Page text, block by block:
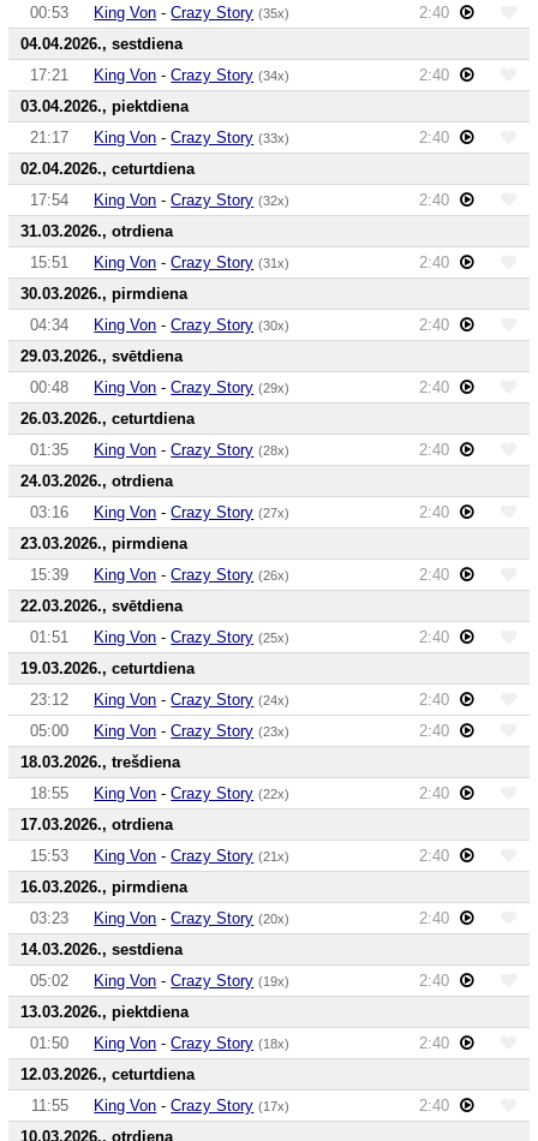
00:53
King Von -Crazy Story (35x)
2:40
04.04.2026., sestdiena
17:21
King Von -Crazy Story (34x)
2:40
03.04.2026., piektdiena
21:17
King Von -Crazy Story (33x)
2:40
02.04.2026., ceturtdiena
17:54
King Von -Crazy Story (32x)
2:40
31.03.2026., otrdiena
15:51
King Von -Crazy Story (31x)
2:40
30.03.2026., pirmdiena
04:34
King Von -Crazy Story (30x)
2:40
29.03.2026., svētdiena
00:48
King Von -Crazy Story (29x)
2:40
26.03.2026., ceturtdiena
01:35
King Von -Crazy Story (28x)
2:40
24.03.2026., otrdiena
03:16
King Von -Crazy Story (27x)
2:40
23.03.2026., pirmdiena
15:39
King Von -Crazy Story (26x)
2:40
22.03.2026., svētdiena
01:51
King Von -Crazy Story (25x)
2:40
19.03.2026., ceturtdiena
23:12
King Von -Crazy Story (24x)
2:40
05:00
King Von -Crazy Story (23x)
2:40
18.03.2026., trešdiena
18:55
King Von -Crazy Story (22x)
2:40
17.03.2026., otrdiena
15:53
King Von -Crazy Story (21x)
2:40
16.03.2026., pirmdiena
03:23
King Von -Crazy Story (20x)
2:40
14.03.2026., sestdiena
05:02
King Von -Crazy Story (19x)
2:40
13.03.2026., piektdiena
01:50
King Von -Crazy Story (18x)
2:40
12.03.2026., ceturtdiena
11:55
King Von -Crazy Story (17x)
2:40
10.03.2026., otrdiena